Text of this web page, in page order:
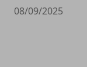
08/09/2025